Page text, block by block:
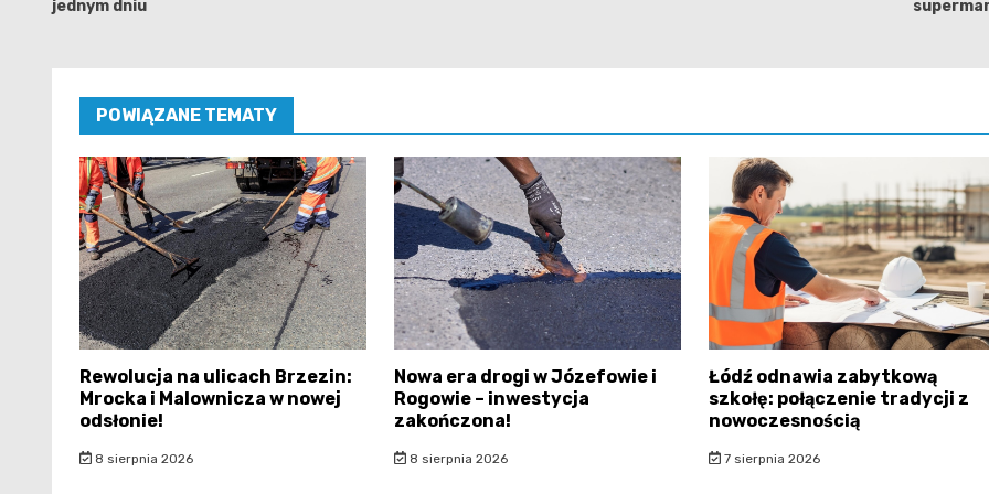
jednym dniu
POWIĄZANE TEMATY
Rewolucja na ulicach Brzezin:
Mrocka i Malownicza w nowej
odsłonie!
8 sierpnia 2026
Nowa era drogi w Józefowie i
Rogowie – inwestycja
zakończona!
8 sierpnia 2026
Łódź odnawia zabytkową
szkołę: połączenie tradycji z
nowoczesnością
7 sierpnia 2026